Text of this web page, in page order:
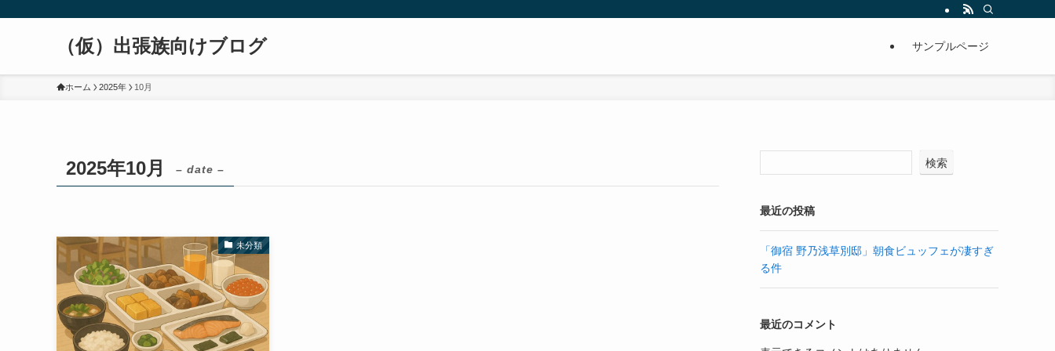
（仮）出張族向けブログ サンプルページ
ホーム 2025年 10月
2025年10月 – date –
未分類
検索
最近の投稿
「御宿 野乃浅草別邸」朝食ビュッフェが凄すぎ
る件
最近のコメント